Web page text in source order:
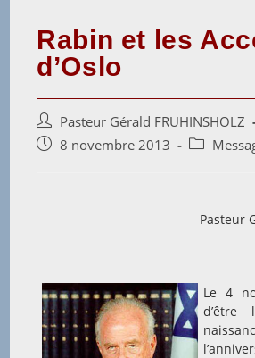
Rabin et les
d’Oslo
Auteur/autrice
de
Pasteur Gérald FRUHINSHOLZ
Post8 novembre 2013
Post
Pasteur
Le 4